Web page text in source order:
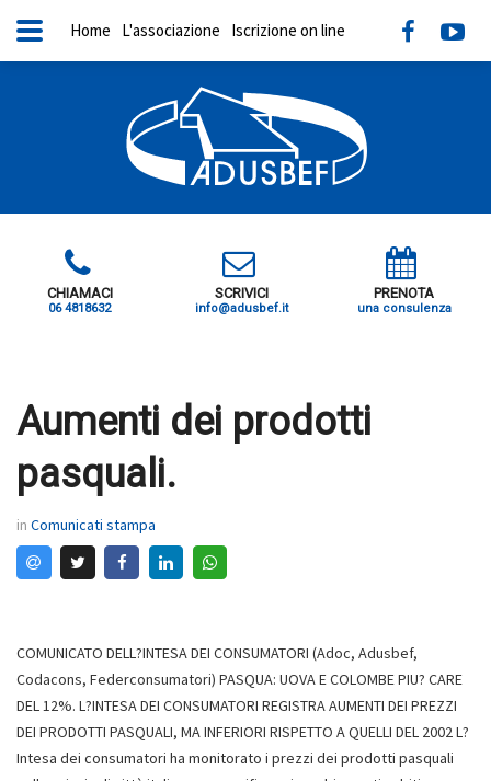
CHIAMACI
06 4818632
SCRIVICI
info@adusbef.it
PRENOTA
una consulenza
Home L'associazione Iscrizione on line
Aumenti dei prodotti
pasquali.
in Comunicati stampa
COMUNICATO DELL?INTESA DEI CONSUMATORI (Adoc, Adusbef,
Codacons, Federconsumatori) PASQUA: UOVA E COLOMBE PIU? CARE
DEL 12%. L?INTESA DEI CONSUMATORI REGISTRA AUMENTI DEI PREZZI
DEI PRODOTTI PASQUALI, MA INFERIORI RISPETTO A QUELLI DEL 2002 L?
Intesa dei consumatori ha monitorato i prezzi dei prodotti pasquali